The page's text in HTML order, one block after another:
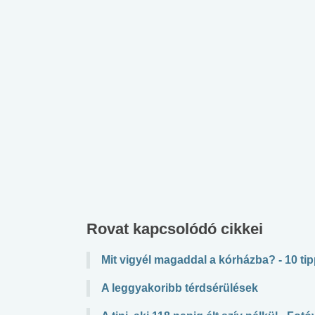
Rovat kapcsolódó cikkei
Mit vigyél magaddal a kórházba? - 10
A leggyakoribb térdsérülések